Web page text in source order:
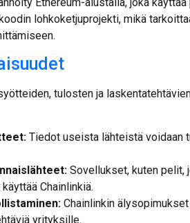
lohkoketjuprojekti, mikä
tulosten ja
Tiedot useista lähteistä voidaan
Sovellukset, kuten
Chainlinkiä.
Chainlinkin
yrityksille.